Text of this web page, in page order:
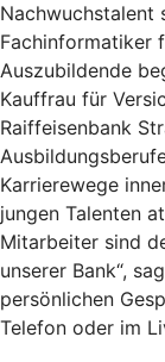
Nachwuchstalent
Fachinformatiker
Auszubildende
Kauffrau für
Raiffeisenbank
Karrierewege
jungen Talenten
Mitarbeiter sind
unserer Bank“,
persönlichen
Telefon oder im